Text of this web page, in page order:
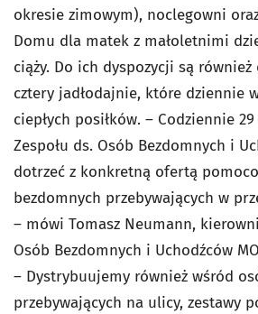
okresie zimowym), noclegowni
Domu dla matek z małoletnimi
ciąży. Do ich dyspozycji są również
cztery jadłodajnie, które dziennie
ciepłych posiłków. – Codziennie
Zespołu ds. Osób Bezdomnych i
dotrzeć z konkretną ofertą
bezdomnych przebywających w
– mówi Tomasz Neumann,
Osób Bezdomnych i Uchodźców
– Dystrybuujemy również wśród
przebywających na ulicy, zestawy